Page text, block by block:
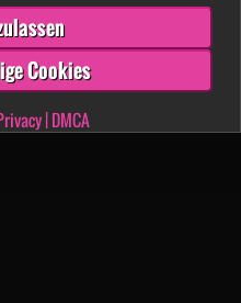
Cookies
|DMCA